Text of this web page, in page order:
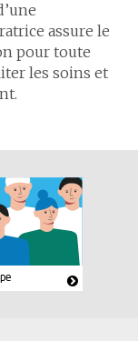
assure le
pour toute
les soins et